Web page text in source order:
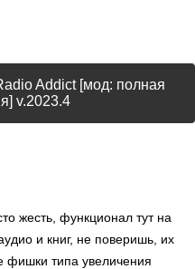
Addict [мод: полная
v.2023.4
жесть, функционал тут на
и книг, не поверишь, их
фишки типа увеличения